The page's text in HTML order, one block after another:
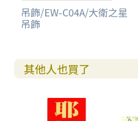
吊飾/EW-C04A/大衛之星
吊飾
其他人也買了